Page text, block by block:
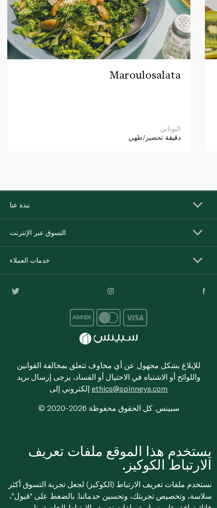
Maroulosalata
اليوناني
دقيقة تحضير/طهي
نبذة عنا
التسوق عبر الإنترنت
خدمات العملاء
للإبلاغ بشكل مجهول عن أي مخاوف تتعلق بمخالفة القوانين
واللوائح أو الاشتباه في الاحتيال أو الفساد، يرجى إرسال بريد
ethics@spinneys.com
© 2020-2026 سبينس. كل الحقوق محفوظة
يستخدم هذا الموقع ملفات تعريف
الارتباط الكوكيز.
نستخدم ملفات تعريف الارتباط (الكوكيز) لجعل تجربة التسوق أكثر
سلاسة، وتخصيص تجربتك، وتحسين خدماتنا. بالضغط على "قبول"،